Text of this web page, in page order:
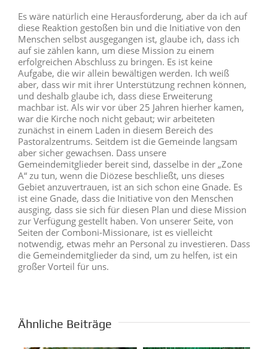
Es wäre natürlich eine Herausforderung, aber da ich auf
diese Reaktion gestoßen bin und die Initiative von den
Menschen selbst ausgegangen ist, glaube ich, dass ich
auf sie zählen kann, um diese Mission zu einem
erfolgreichen Abschluss zu bringen. Es ist keine
Aufgabe, die wir allein bewältigen werden. Ich weiß
aber, dass wir mit ihrer Unterstützung rechnen können,
und deshalb glaube ich, dass diese Erweiterung
machbar ist. Als wir vor über 25 Jahren hierher kamen,
war die Kirche noch nicht gebaut; wir arbeiteten
zunächst in einem Laden in diesem Bereich des
Pastoralzentrums. Seitdem ist die Gemeinde langsam
aber sicher gewachsen. Dass unsere
Gemeindemitglieder bereit sind, dasselbe in der „Zone
A“ zu tun, wenn die Diözese beschließt, uns dieses
Gebiet anzuvertrauen, ist an sich schon eine Gnade. Es
ist eine Gnade, dass die Initiative von den Menschen
ausging, dass sie sich für diesen Plan und diese Mission
zur Verfügung gestellt haben. Von unserer Seite, von
Seiten der Comboni-Missionare, ist es vielleicht
notwendig, etwas mehr an Personal zu investieren. Dass
die Gemeindemitglieder da sind, um zu helfen, ist ein
großer Vorteil für uns.
Ähnliche Beiträge